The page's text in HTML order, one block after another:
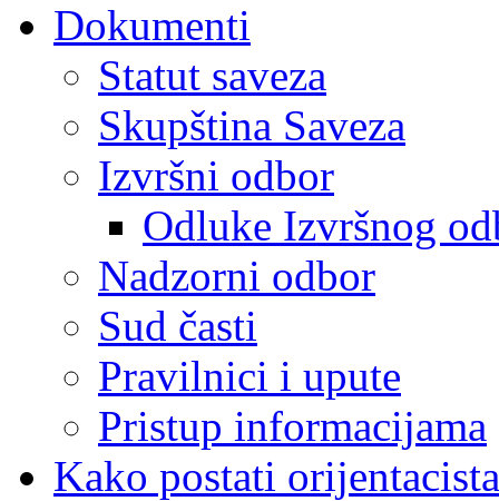
Dokumenti
Statut saveza
Skupština Saveza
Izvršni odbor
Odluke Izvršnog
Nadzorni odbor
Sud časti
Pravilnici i upute
Pristup informacijama
Kako postati